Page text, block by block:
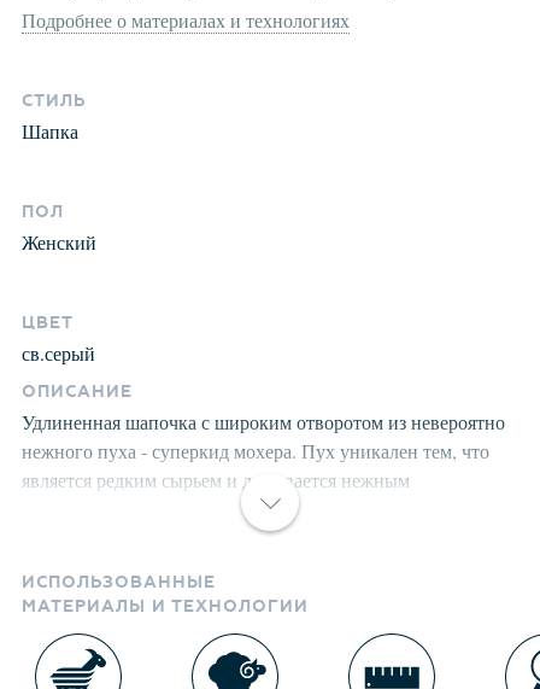
Подробнее о материалах и технологиях
СТИЛЬ
Шапка
ПОЛ
Женский
ЦВЕТ
св.серый
ОПИСАНИЕ
Удлиненная шапочка с широким отворотом из невероятно
нежного пуха - суперкид мохера. Пух уникален тем, что
является редким сырьем и добывается нежным
вычесыванием шестимесячных козлят. Технология
аккуратная и делается один раз при жизни животного, по
проходят предварительную стирку и последующую
улучшения износоустойчивости и комфорта. Пряжа после
предварительной обработки приобретает лёгкость,
ИСПОЛЬЗОВАННЫЕ
МАТЕРИАЛЫ И ТЕХНОЛОГИИ